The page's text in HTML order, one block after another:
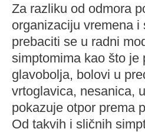
Za razliku od odmora
organizaciju vremena
prebaciti se u radni
simptomima kao što je
glavobolja, bolovi u
vrtoglavica, nesanica,
pokazuje otpor prema
Od takvih i sličnih